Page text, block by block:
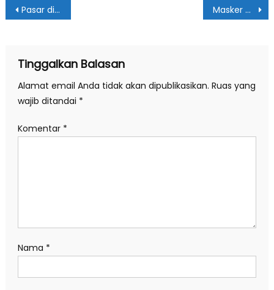
Navigasi
Pasar di Medan Disemprot Disinfektan Masker & Hand Sanitizer Langka & Mahal, Fungsi Pengawasan Pemko Medan Dipertanyakan
Tinggalkan Balasan
Alamat email Anda tidak akan dipublikasikan. Ruas yang
wajib ditandai *
Komentar *
Nama *